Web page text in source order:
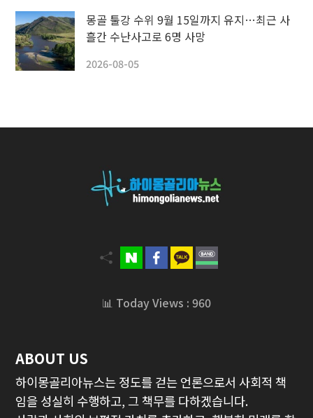
몽골 툴강 수위 9월 15일까지 유지…최근 사
흘간 수난사고로 6명 사망
2026-08-05
📊 Today Views : 960
ABOUT US
하이몽골리아뉴스는 정도를 걷는 언론으로서 사회적 책
임을 성실히 수행하고, 그 책무를 다하겠습니다.